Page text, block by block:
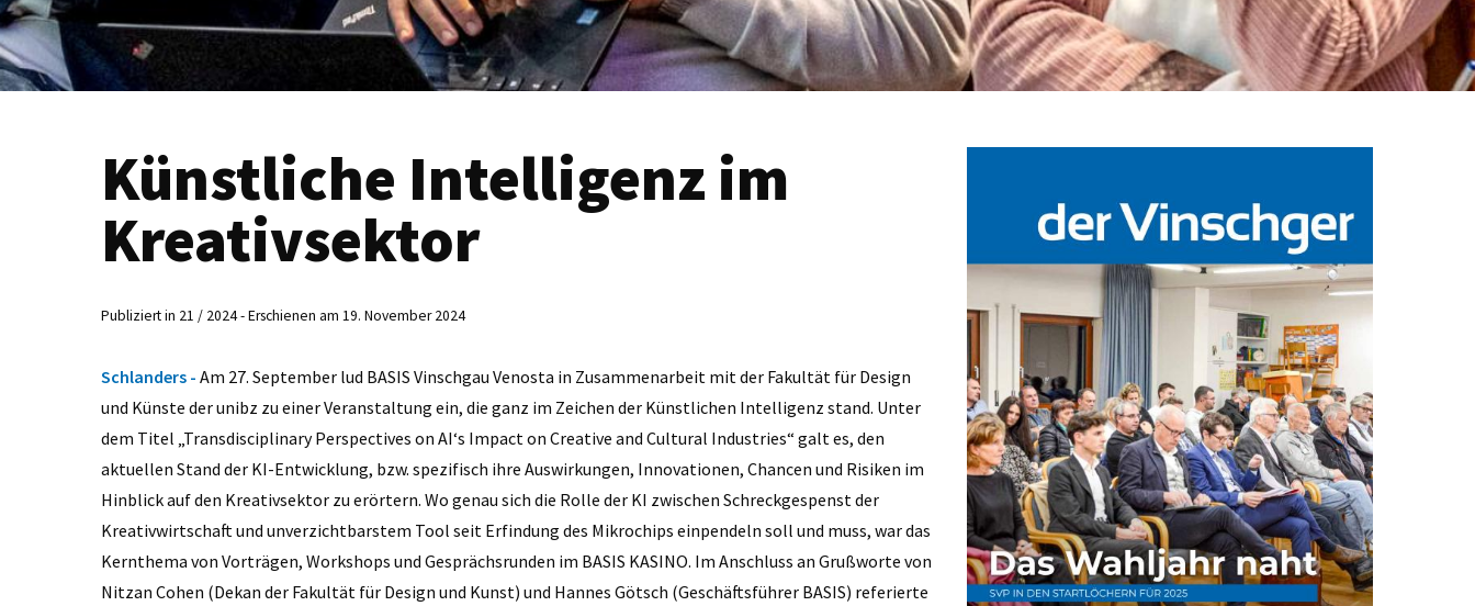
Künstliche Intelligenz im
Kreativsektor
Publiziert in 21 / 2024 - Erschienen am 19. November 2024
Schlanders - Am 27. September lud BASIS Vinschgau Venosta in Zusammenarbeit mit der Fakultät für Design
und Künste der unibz zu einer Veranstaltung ein, die ganz im Zeichen der Künstlichen Intelligenz stand. Unter
dem Titel „Transdisciplinary Perspectives on AI‘s Impact on Creative and Cultural Industries“ galt es, den
aktuellen Stand der KI-Entwicklung, bzw. spezifisch ihre Auswirkungen, Innovationen, Chancen und Risiken im
Hinblick auf den Kreativsektor zu erörtern. Wo genau sich die Rolle der KI zwischen Schreckgespenst der
Kreativwirtschaft und unverzichtbarstem Tool seit Erfindung des Mikrochips einpendeln soll und muss, war das
Kernthema von Vorträgen, Workshops und Gesprächsrunden im BASIS KASINO. Im Anschluss an Grußworte von
Nitzan Cohen (Dekan der Fakultät für Design und Kunst) und Hannes Götsch (Geschäftsführer BASIS) referierte